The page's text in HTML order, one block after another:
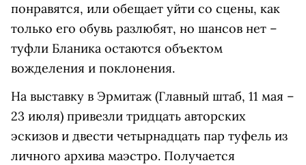
понравятся, или обещает уйти со сцены, как
только его обувь разлюбят, но шансов нет –
туфли Бланика остаются объектом
вожделения и поклонения.
На выставку в Эрмитаж (Главный штаб, 11 мая –
23 июля) привезли тридцать авторских
эскизов и двести четырнадцать пар туфель из
личного архива маэстро. Получается